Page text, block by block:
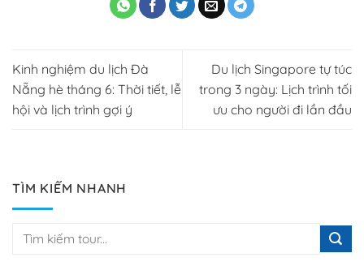
Kinh nghiệm du lịch Đà
Nẵng hè tháng 6: Thời tiết, lễ
hội và lịch trình gợi ý
Du lịch Singapore tự túc
trong 3 ngày: Lịch trình tối
ưu cho người đi lần đầu
TÌM KIẾM NHANH